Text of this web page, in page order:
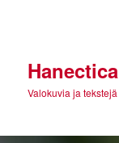
Hanectica
Valokuvia ja tekstejä